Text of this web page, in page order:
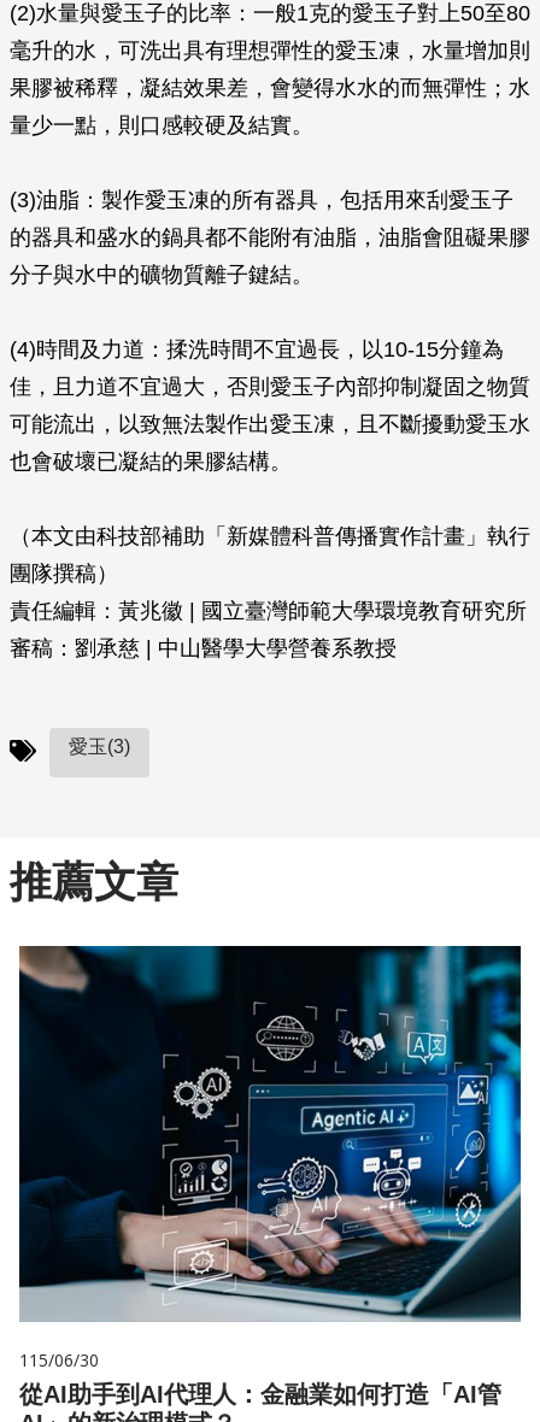
(2)水量與愛玉子的比率：一般1克的愛玉子對上50至80
毫升的水，可洗出具有理想彈性的愛玉凍，水量增加則
果膠被稀釋，凝結效果差，會變得水水的而無彈性；水
量少一點，則口感較硬及結實。
(3)油脂：製作愛玉凍的所有器具，包括用來刮愛玉子
的器具和盛水的鍋具都不能附有油脂，油脂會阻礙果膠
分子與水中的礦物質離子鍵結。
(4)時間及力道：揉洗時間不宜過長，以10-15分鐘為
佳，且力道不宜過大，否則愛玉子內部抑制凝固之物質
可能流出，以致無法製作出愛玉凍，且不斷擾動愛玉水
也會破壞已凝結的果膠結構。
（本文由科技部補助「新媒體科普傳播實作計畫」執行
團隊撰稿）
責任編輯：黃兆徽 | 國立臺灣師範大學環境教育研究所
審稿：劉承慈 | 中山醫學大學營養系教授
愛玉(3)
推薦文章
115/06/30
從AI助手到AI代理人：金融業如何打造「AI管